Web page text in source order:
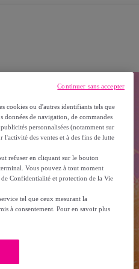
cookies ou d'autres identifiants tels que
données de navigation, de commandes
personnalisées (notamment sur
l'activité des ventes et à des fins de lutte
refuser en cliquant sur le bouton
Vous pouvez à tout moment
Confidentialité et protection de la Vie
tel que ceux mesurant la
à consentement. Pour en savoir plus
Continuer sans accepter